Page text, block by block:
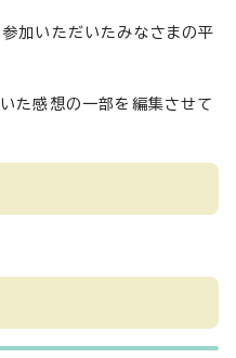
加いただいたみなさまの平
た感想の一部を編集させて